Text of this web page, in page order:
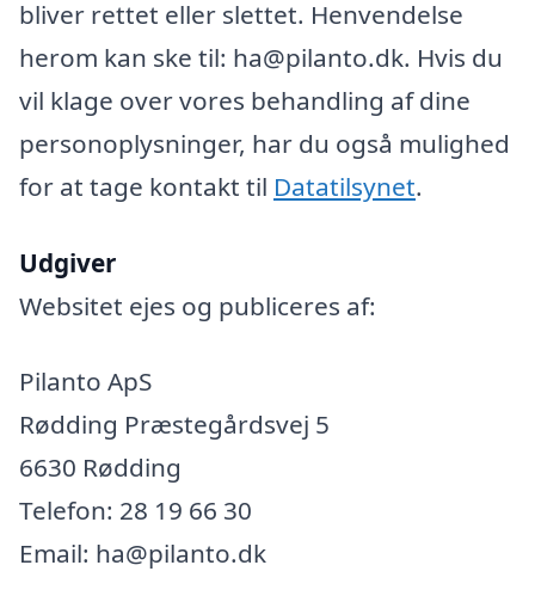
bliver rettet eller slettet. Henvendelse
herom kan ske til: ha@pilanto.dk. Hvis du
vil klage over vores behandling af dine
personoplysninger, har du også mulighed
for at tage kontakt til Datatilsynet.
Udgiver
Websitet ejes og publiceres af:
Pilanto ApS
Rødding Præstegårdsvej 5
6630 Rødding
Telefon: 28 19 66 30
Email: ha@pilanto.dk